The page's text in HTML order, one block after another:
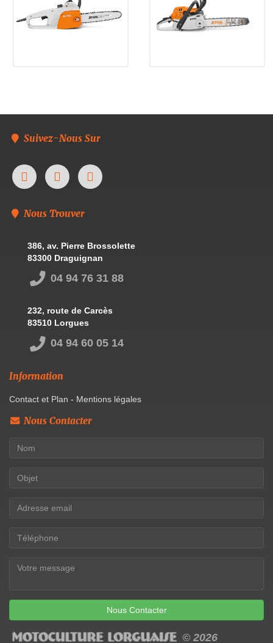
Suivez-Nous Sur
Nous Trouver
386, av. Pierre Brossolette
83300 Draguignan
04 94 76 31 88
232, route de Carcès
83510 Lorgues
04 94 60 05 14
Information
Contact et Plan - Mentions légales
Nous Contacter
Nous Contacter
© 2026